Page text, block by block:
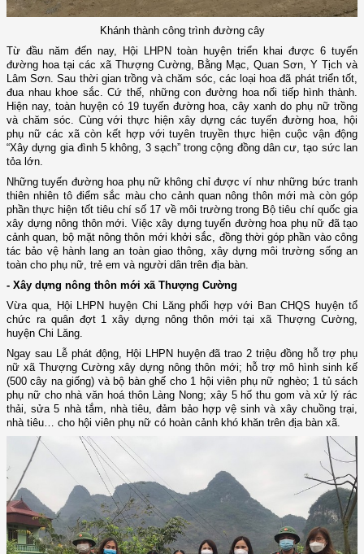
Khánh thành công trình đường cây
Từ đầu năm đến nay, Hội LHPN toàn huyện triển khai được 6 tuyến
đường hoa tại các xã Thượng Cường, Bằng Mạc, Quan Sơn, Y Tịch và
Lâm Sơn. Sau thời gian trồng và chăm sóc, các loại hoa đã phát triển tốt,
đua nhau khoe sắc. Cứ thế, những con đường hoa nối tiếp hình thành.
Hiện nay, toàn huyện có 19 tuyến đường hoa, cây xanh do phụ nữ trồng
và chăm sóc. Cùng với thực hiện xây dựng các tuyến đường hoa, hội
phụ nữ các xã còn kết hợp với tuyên truyền thực hiện cuộc vận động
“Xây dựng gia đình 5 không, 3 sạch” trong cộng đồng dân cư, tạo sức lan
tỏa lớn.
Những tuyến đường hoa phụ nữ không chỉ được ví như những bức tranh
thiên nhiên tô điểm sắc màu cho cảnh quan nông thôn mới mà còn góp
phần thực hiện tốt tiêu chí số 17 về môi trường trong Bộ tiêu chí quốc gia
xây dựng nông thôn mới. Việc xây dựng tuyến đường hoa phụ nữ đã tạo
cảnh quan, bộ mặt nông thôn mới khởi sắc, đồng thời góp phần vào công
tác bảo vệ hành lang an toàn giao thông, xây dựng môi trường sống an
toàn cho phụ nữ, trẻ em và người dân trên địa bàn.
- Xây dựng nông thôn mới xã Thượng Cường
Vừa qua, Hội LHPN huyện Chi Lăng phối hợp với Ban CHQS huyện tổ
chức ra quân đợt 1 xây dựng nông thôn mới tại xã Thượng Cường,
huyện Chi Lăng.
Ngay sau Lễ phát động, Hội LHPN huyện đã trao 2 triệu đồng hỗ trợ phụ
nữ xã Thượng Cường xây dựng nông thôn mới; hỗ trợ mô hình sinh kế
(500 cây na giống) và bộ bàn ghế cho 1 hội viên phụ nữ nghèo; 1 tủ sách
phụ nữ cho nhà văn hoá thôn Làng Nong; xây 5 hố thu gom và xử lý rác
thải, sửa 5 nhà tắm, nhà tiêu, đảm bảo hợp vệ sinh và xây chuồng trại,
nhà tiêu… cho hội viên phụ nữ có hoàn cảnh khó khăn trên địa bàn xã.